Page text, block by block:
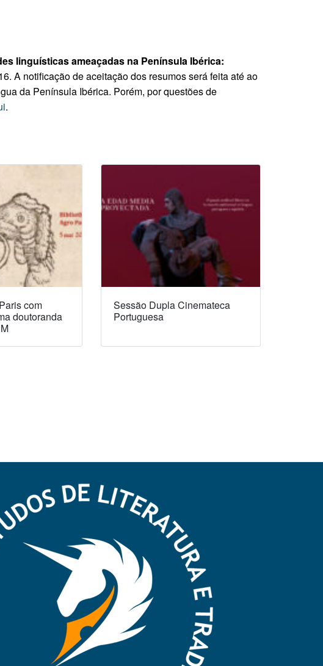
linguísticas ameaçadas na Península Ibérica:
A notificação de aceitação dos resumos será feita até ao
da Península Ibérica. Porém, por questões de
.
com
doutoranda
Sessão Dupla Cinemateca
Portuguesa